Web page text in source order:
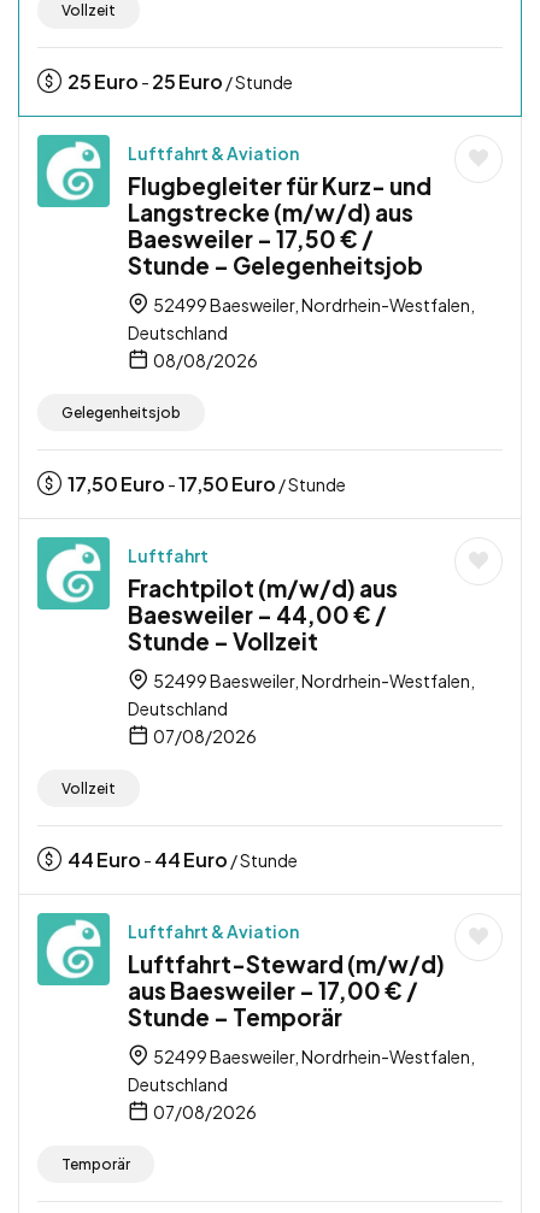
Vollzeit
25Euro - 25Euro / Stunde
Luftfahrt & Aviation
Flugbegleiter für Kurz- und
Langstrecke (m/w/d) aus
Baesweiler – 17,50 € /
Stunde – Gelegenheitsjob
52499 Baesweiler, Nordrhein-Westfalen,
Deutschland
08/08/2026
Gelegenheitsjob
17,50Euro -17,50Euro / Stunde
Luftfahrt
Frachtpilot (m/w/d) aus
Baesweiler – 44,00 € /
Stunde – Vollzeit
52499 Baesweiler, Nordrhein-Westfalen,
Deutschland
07/08/2026
Vollzeit
44Euro - 44Euro / Stunde
Luftfahrt & Aviation
Luftfahrt-Steward (m/w/d)
aus Baesweiler – 17,00 € /
Stunde – Temporär
52499 Baesweiler, Nordrhein-Westfalen,
Deutschland
07/08/2026
Temporär